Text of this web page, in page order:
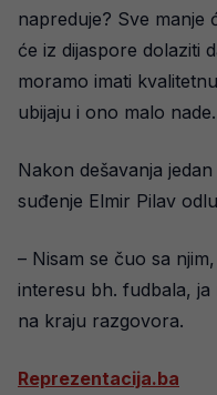
napreduje? Sve manje
će iz dijaspore dolaziti
moramo imati
ubijaju i ono malo nade.
Nakon dešavanja
suđenje Elmir Pilav
– Nisam se čuo sa
interesu bh. fudbala,
na kraju razgovora.
Reprezentacija.ba